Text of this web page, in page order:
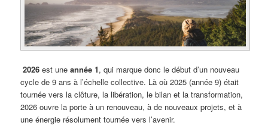
2026 est uneannée 1, qui marque donc le début d’un nouveau
cycle de 9 ans à l’échelle collective. Là où 2025 (année 9) était
tournée vers la clôture, la libération, le bilan et la transformation,
2026 ouvre la porte à un renouveau, à de nouveaux projets, et à
une énergie résolument tournée vers l’avenir.